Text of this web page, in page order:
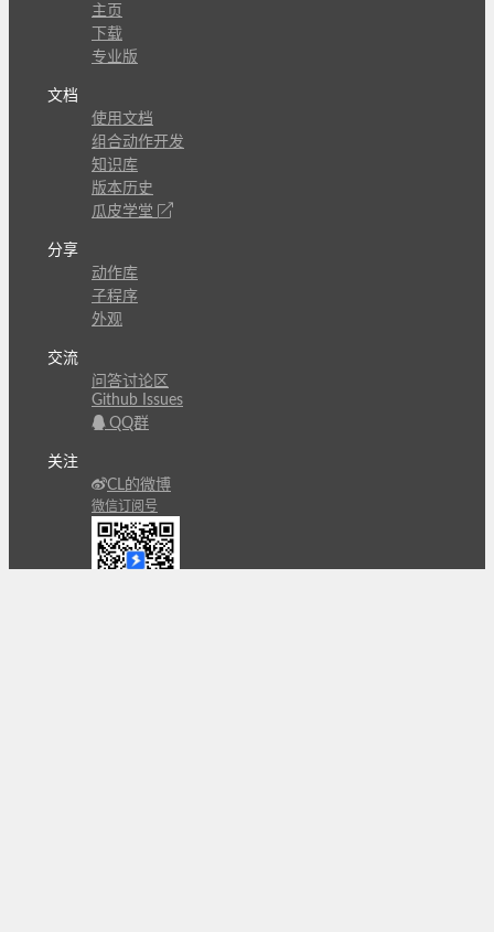
主页
下载
专业版
文档
使用文档
组合动作开发
知识库
版本历史
瓜皮学堂
分享
动作库
子程序
外观
交流
问答讨论区
Github Issues
QQ群
关注
CL的微博
微信订阅号